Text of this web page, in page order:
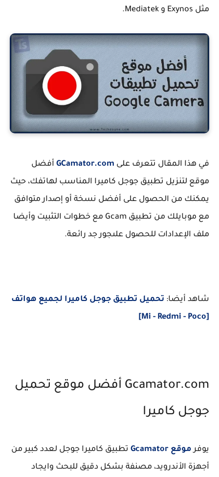
مثل Exynos و Mediatek.
في هذا المقال تتعرف على GCamator.com أفضل
موقع لتنزيل تطبيق جوجل كاميرا المناسب لهاتفك، حيث
يمكنك من الحصول على أفضل نسخة أو إصدار متوافق
مع موبايلك من تطبيق Gcam مع خطوات التثبيت وأيضا
ملف الإعدادات للحصول علىجور جد رائعة.
شاهد أيضا: تحميل تطبيق جوجل كاميرا لجميع هواتف
[Mi - Redmi - Poco]
Gcamator.com أفضل موقع تحميل
جوجل كاميرا
يوفرموقع Gcamator
تطبيق كاميرا جوجل لعدد كبير من
أجهزة الأندرويد، مصنفة بشكل دقيق للبحث وايجاد